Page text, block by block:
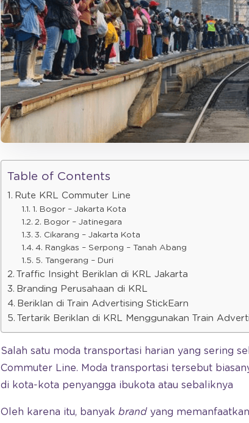
Table of Contents
Rute KRL Commuter Line
1. Bogor – Jakarta Kota
2. Bogor – Jatinegara
3. Cikarang – Jakarta Kota
4. Rangkas – Serpong – Tanah Abang
5. Tangerang – Duri
Traffic Insight Beriklan di KRL Jakarta
Branding Perusahaan di KRL
Beriklan di Train Advertising StickEarn
Tertarik Beriklan di KRL Menggunakan Train
Salah satu moda transportasi harian yang sering
Commuter Line. Moda transportasi tersebut
di kota-kota penyangga ibukota atau sebaliknya
Oleh karena itu, banyak brand yang